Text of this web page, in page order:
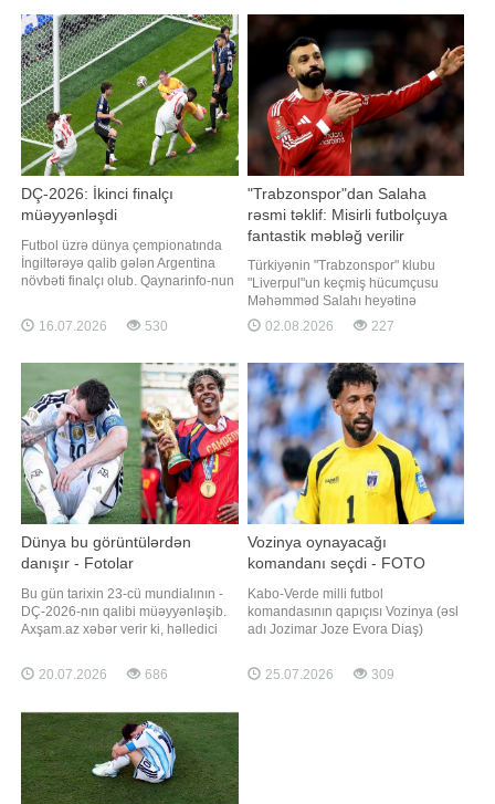
özünün "X" sosial şəbəkə
hesabında paylaşıb
tutan ilk görüşdə də tərəflər fərqlənə
bilməmişdilər
DÇ-2026: İkinci finalçı
müəyyənləşdi
Futbol üzrə dünya çempionatında
İngiltərəyə qalib gələn Argentina
növbəti finalçı olub. Qaynarinfo-nun
stadionunda keçirilən yarımfinal
mərhələsinin matçında Cənubi
qələbəyə sevinib. Baxmayaraq ki,
matçda hesabı avropalılar açıblar.
55-ci dəqiqəd
16.07.2026 530
"Trabzonspor"dan Salaha
rəsmi təklif: Misirli futbolçuya
fantastik məbləğ verilir
Türkiyənin "Trabzonspor" klubu
"Liverpul"un keçmiş hücumçusu
Məhəmməd Salahı heyətinə
qatmaq üçün rəsmi təklif irəli sürüb.
xəbər verir ki, bu barədə məlumatı
Sabuncuoğlu sosial şəbəkə
hesabında paylaşıb. Onun sözlərinə
görə, Salahın nümayəndəsi ilə
"Trabzonspor"
02.08.2026 227
Dünya bu görüntülərdən
danışır - Fotolar
Bu gün tarixin 23-cü mundialının -
DÇ-2026-nın qalibi müəyyənləşib.
Axşam.az xəbər verir ki, həlledici
İspaniya yığması ilə üz-üzə gəlib.
Nyu-York yaxınlığındakı "New York
görüşdə İspaniya dünya çempionu
olub. Bu, Argentina üçü
20.07.2026 686
Vozinya oynayacağı
komandanı seçdi - FOTO
Kabo-Verde milli futbol
komandasının qapıçısı Vozinya (əsl
adı Jozimar Joze Evora Diaş)
Kolo" klubunda davam etdirməyə
qərar verib. xəbər verir ki, bu
25.07.2026 309